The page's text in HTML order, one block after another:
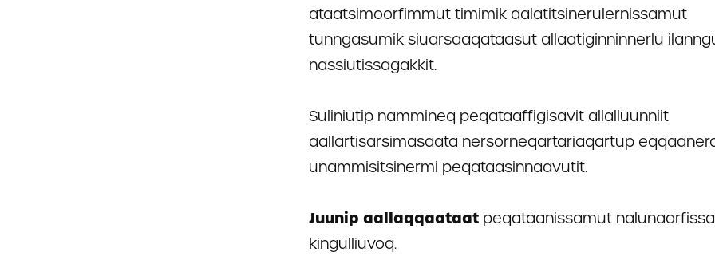
ataatsimoorfimmut timimik aalatitsinerulernissamut
tunngasumik siuarsaaqataasut allaatiginninnerlu
nassiutissagakkit.
Suliniutip nammineq peqataaffigisavit allalluunniit
aallartisarsimasaata nersorneqartariaqartup
unammisitsinermi peqataasinnaavutit.
Juunip aallaqqaataat peqataanissamut
kingulliuvoq.